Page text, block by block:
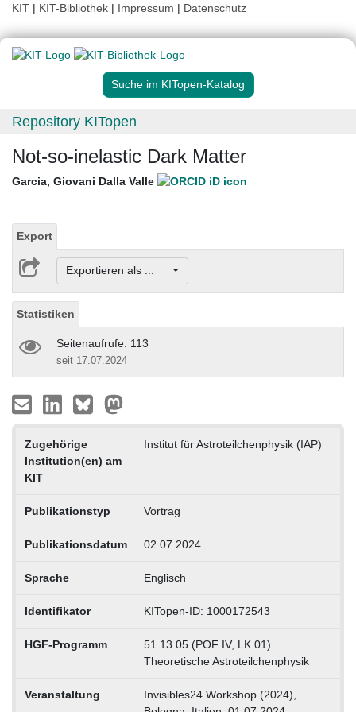
KIT | KIT-Bibliothek | Impressum | Datenschutz
Suche im KITopen-Katalog
Repository KITopen
Not-so-inelastic Dark Matter
Garcia, Giovani Dalla Valle
Export
Exportieren als ...
Statistiken
Seitenaufrufe: 113
seit 17.07.2024
Zugehörige
Institution(en) am
KIT
Institut für Astroteilchenphysik (IAP)
Publikationstyp Vortrag
Publikationsdatum 02.07.2024
Sprache Englisch
Identifikator KITopen-ID: 1000172543
HGF-Programm
51.13.05 (POF IV, LK 01)
Theoretische Astroteilchenphysik
Veranstaltung
Invisibles24 Workshop (2024),